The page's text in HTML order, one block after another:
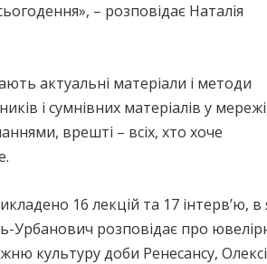
– розповідає Наталія
актуальні матеріали і методи
і сумнівних матеріалів у
врешті – всіх, хто хоче
16 лекцій та 17 інтервʼю,
Урбанович розповідає про
культуру доби Ренесансу,